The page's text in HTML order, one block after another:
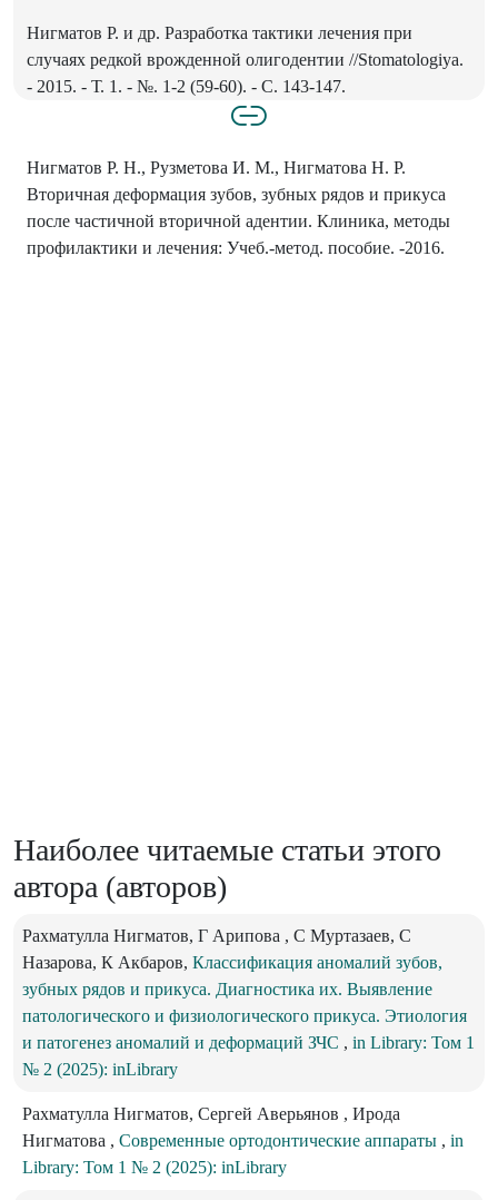
Нигматов Р. и др. Разработка тактики лечения при
случаях редкой врожденной олигодентии //Stomatologiya.
- 2015. - Т. 1. - №. 1-2 (59-60). - С. 143-147.
Нигматов Р. Н., Рузметова И. М., Нигматова Н. Р.
Вторичная деформация зубов, зубных рядов и прикуса
после частичной вторичной адентии. Клиника, методы
профилактики и лечения: Учеб.-метод. пособие. -2016.
Наиболее читаемые статьи этого
автора (авторов)
Рахматулла Нигматов, Г Арипова , C Муртазаев, С
Назарова, К Акбаров, Классификация аномалий зубов,
зубных рядов и прикуса. Диагностика их. Выявление
патологического и физиологического прикуса. Этиология
и патогенез аномалий и деформаций ЗЧС , in Library: Том 1
№ 2 (2025): inLibrary
Рахматулла Нигматов, Сергей Аверьянов , Ирода
Нигматова , Современные ортодонтические аппараты , in
Library: Том 1 № 2 (2025): inLibrary